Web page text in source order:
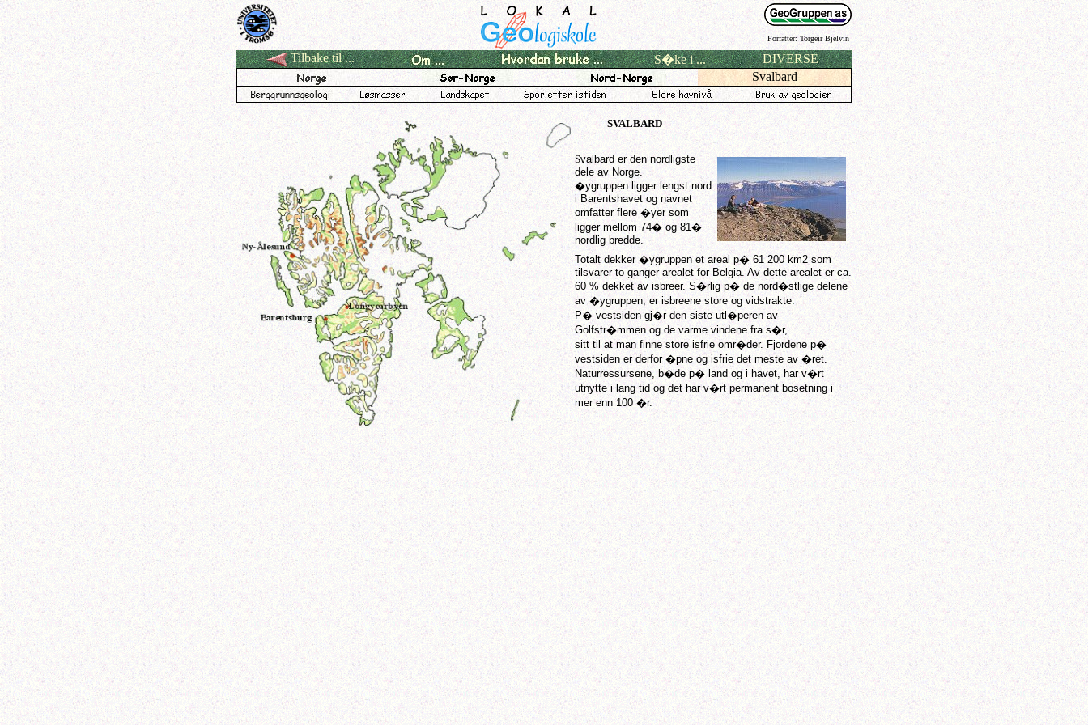
Forfatter:Torgeir Bjelvin
Tilbake til ... S�ke i ...
DIVERSE
Svalbard
SVALBARD
Svalbard er den nordligste
dele av Norge.
�ygruppen ligger lengst nord
i Barentshavet og navnet
omfatter flere �yer som
ligger mellom 74� og 81�
nordlig bredde.
Totalt dekker �ygruppen et areal p� 61 200 km2 som
tilsvarer to ganger arealet for Belgia. Av dette arealet er ca.
60 % dekket av isbreer. S�rlig p� de nord�stlige delene
av �ygruppen, er isbreene store og vidstrakte.
P� vestsiden gj�r den siste utl�peren av
Golfstr�mmen og de varme vindene fra s�r,
sitt til at man finne store isfrie omr�der. Fjordene p�
vestsiden er derfor �pne og isfrie det meste av �ret.
Naturressursene, b�de p� land og i havet, har v�rt
utnytte i lang tid og det har v�rt permanent bosetning i
mer enn 100 �r.